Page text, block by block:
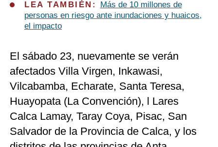
LEA TAMBIÉN:
Más de 10 millones de
personas en riesgo ante inundaciones y huaicos,
el impacto
El sábado 23, nuevamente se verán
afectados Villa Virgen, Inkawasi,
Vilcabamba, Echarate, Santa Teresa,
Huayopata (La Convención), l Lares
Calca Lamay, Taray Coya, Pisac, San
Salvador de la Provincia de Calca, y los